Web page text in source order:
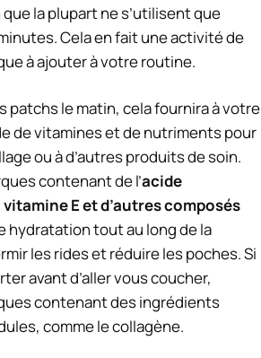
la plupart ne s’utilisent que
Cela en fait une activité de
à ajouter à votre routine.
patchs le matin, cela fournira à votre
de vitamines et de nutriments pour
ou à d’autres produits de soin.
contenant de l’acide
E et d’autres composés
hydratation tout au long de la
les rides et réduire les poches. Si
avant d’aller vous coucher,
contenant des ingrédients
comme le collagène.